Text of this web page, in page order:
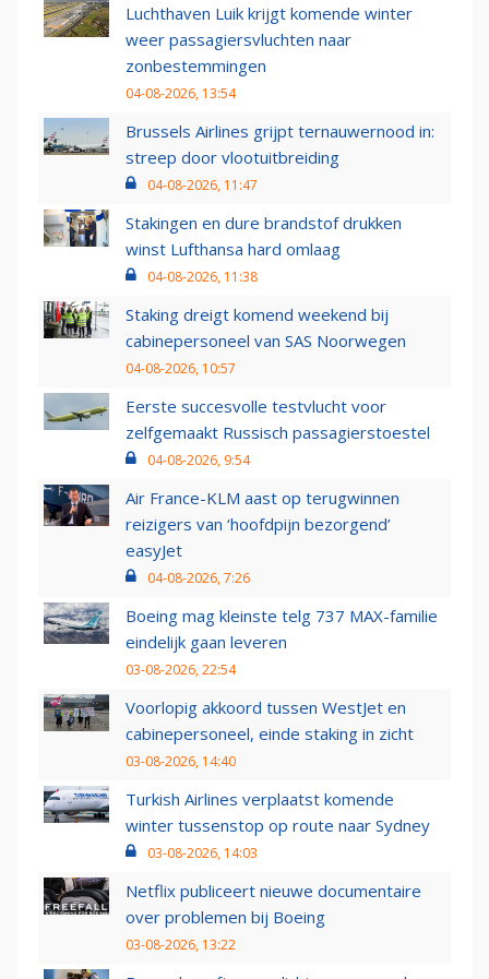
Luchthaven Luik krijgt komende winter
weer passagiersvluchten naar
zonbestemmingen
04-08-2026, 13:54
Brussels Airlines grijpt ternauwernood in:
streep door vlootuitbreiding
04-08-2026, 11:47
Stakingen en dure brandstof drukken
winst Lufthansa hard omlaag
04-08-2026, 11:38
Staking dreigt komend weekend bij
cabinepersoneel van SAS Noorwegen
04-08-2026, 10:57
Eerste succesvolle testvlucht voor
zelfgemaakt Russisch passagierstoestel
04-08-2026, 9:54
Air France-KLM aast op terugwinnen
reizigers van ‘hoofdpijn bezorgend’
easyJet
04-08-2026, 7:26
Boeing mag kleinste telg 737 MAX-familie
eindelijk gaan leveren
03-08-2026, 22:54
Voorlopig akkoord tussen WestJet en
cabinepersoneel, einde staking in zicht
03-08-2026, 14:40
Turkish Airlines verplaatst komende
winter tussenstop op route naar Sydney
03-08-2026, 14:03
Netflix publiceert nieuwe documentaire
over problemen bij Boeing
03-08-2026, 13:22